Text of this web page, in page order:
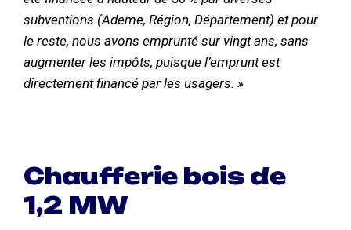
subventions (Ademe, Région, Département) et pour
le reste, nous avons emprunté sur vingt ans, sans
augmenter les impôts, puisque l’emprunt est
directement financé par les usagers. »
Chaufferie bois de
1,2 MW